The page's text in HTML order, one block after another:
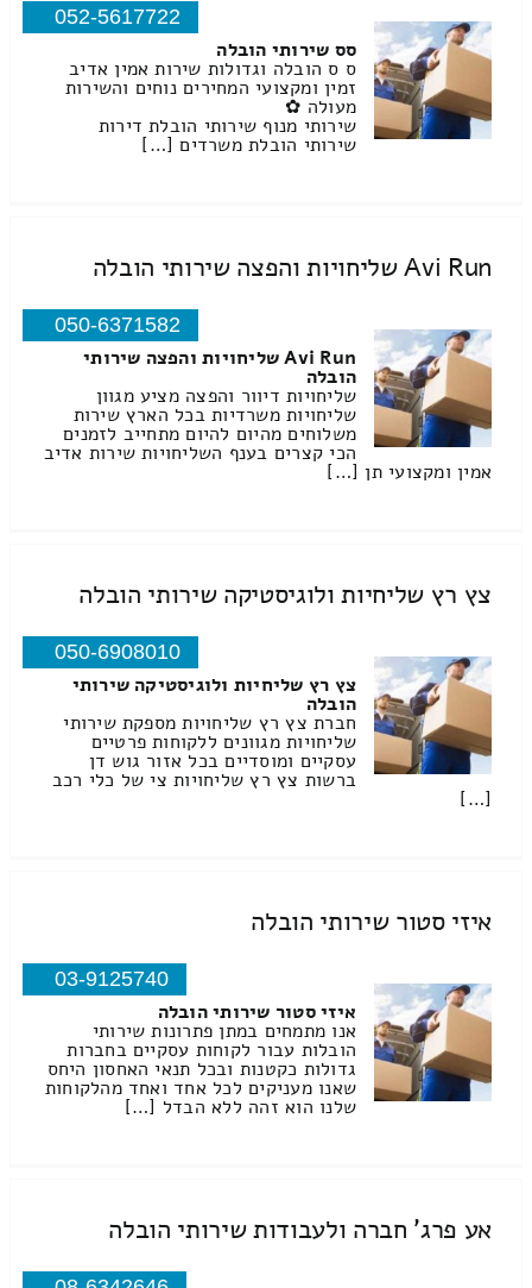
052-5617722
סס שירותי הובלה
ס ס הובלה וגדולות שירות אמין אדיב
זמין ומקצועי המחירים נוחים והשירות
מעולה ✿
שירותי מנוף שירותי הובלת דירות
שירותי הובלת משרדים […]
Avi Run שליחויות והפצה שירותי הובלה
050-6371582
Avi Run שליחויות והפצה שירותי
הובלה
שליחויות דיוור והפצה מציע מגוון
שליחויות משרדיות בכל הארץ שירות
משלוחים מהיום להיום מתחייב לזמנים
הכי קצרים בענף השליחויות שירות אדיב
אמין ומקצועי תן […]
צץ רץ שליחיות ולוגיסטיקה שירותי הובלה
050-6908010
צץ רץ שליחיות ולוגיסטיקה שירותי
הובלה
חברת צץ רץ שליחויות מספקת שירותי
שליחויות מגוונים ללקוחות פרטיים
עסקיים ומוסדיים בכל אזור גוש דן
ברשות צץ רץ שליחויות צי של כלי רכב
[…]
איזי סטור שירותי הובלה
03-9125740
איזי סטור שירותי הובלה
אנו מתמחים במתן פתרונות שירותי
הובלות עבור לקוחות עסקיים בחברות
גדולות כקטנות ובכל תנאי האחסון היחס
שאנו מעניקים לכל אחד ואחד מהלקוחות
שלנו הוא זהה ללא הבדל […]
אע פרג' חברה ולעבודות שירותי הובלה